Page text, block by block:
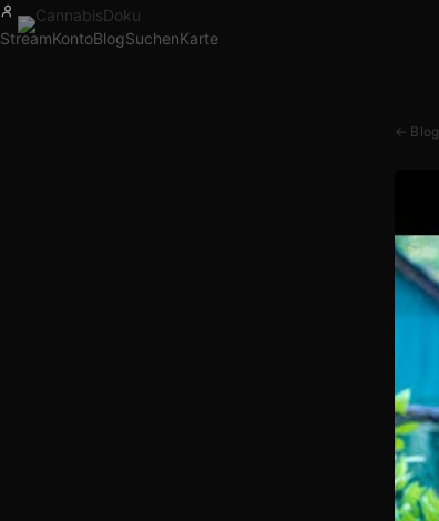
StreamKontoBlogSuchenKarte
← Blog